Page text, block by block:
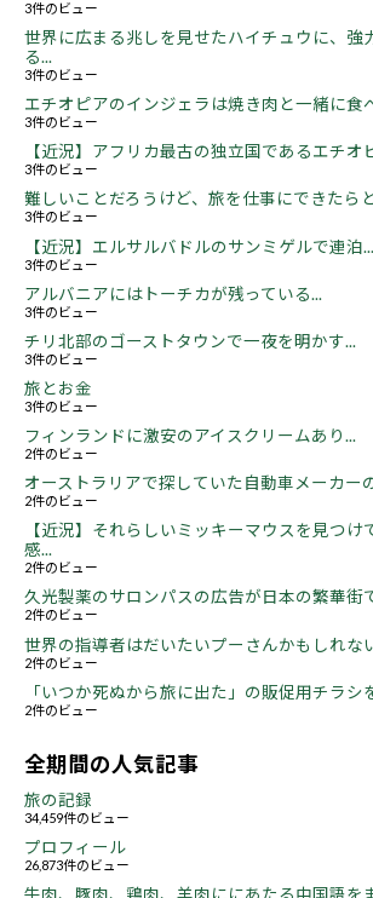
3件のビュー
世界に広まる兆しを見せたハイチュウに、強
る...
3件のビュー
エチオピアのインジェラは焼き肉と一緒に食
3件のビュー
【近況】アフリカ最古の独立国であるエチオ
3件のビュー
難しいことだろうけど、旅を仕事にできたら
3件のビュー
【近況】エルサルバドルのサンミゲルで連泊...
3件のビュー
アルバニアにはトーチカが残っている...
3件のビュー
チリ北部のゴーストタウンで一夜を明かす...
3件のビュー
旅とお金
3件のビュー
フィンランドに激安のアイスクリームあり...
2件のビュー
オーストラリアで探していた自動車メーカー
2件のビュー
【近況】それらしいミッキーマウスを見つけ
感...
2件のビュー
久光製薬のサロンパスの広告が日本の繁華街
2件のビュー
世界の指導者はだいたいプーさんかもしれな
2件のビュー
「いつか死ぬから旅に出た」の販促用チラシ
2件のビュー
全期間の人気記事
旅の記録
34,459件のビュー
プロフィール
26,873件のビュー